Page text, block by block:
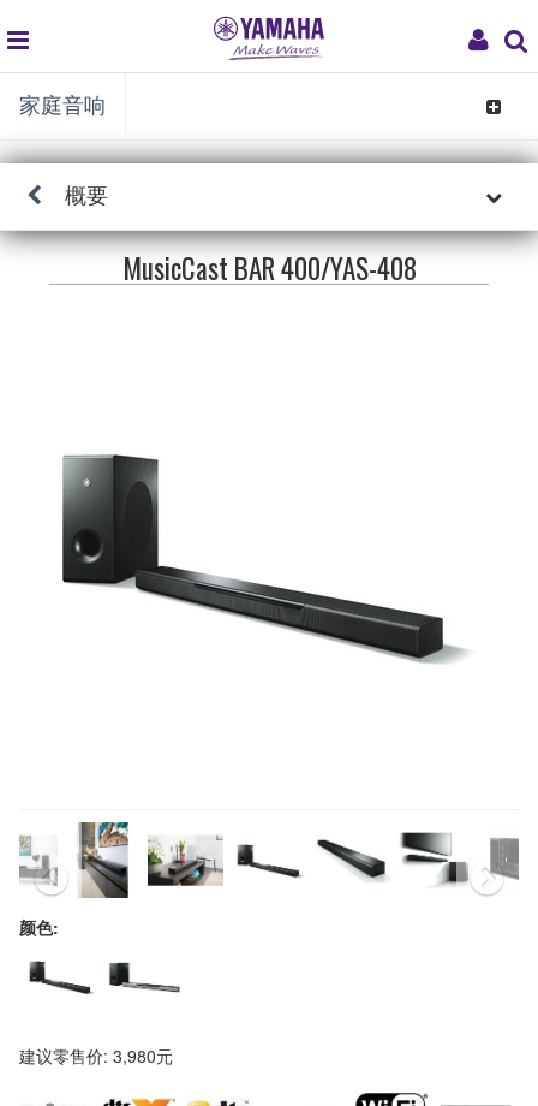
My
global
navigation
家庭音响
Toggle
概要
MusicCast BAR 400/YAS-408
颜色:
建议零售价: 3,980元